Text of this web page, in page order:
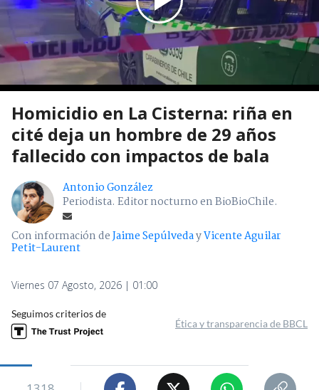
Homicidio en La Cisterna: riña en
cité deja un hombre de 29 años
fallecido con impactos de bala
Antonio González
Periodista. Editor nocturno en BioBioChile.
Con información deJaime SepúlvedayVicente Aguilar
Petit-Laurent
Viernes 07 Agosto, 2026 | 01:00
Seguimos criterios de
Ética y transparencia de BBCL